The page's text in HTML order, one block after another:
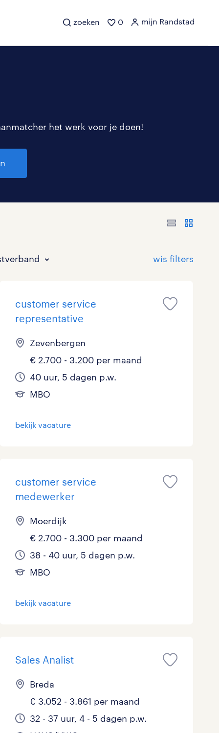
zoeken 0 mijn Randstad
het werk voor je doen!
Commercieel / Verkoop
Juridisch
Schoonmaak
Techniek
HAVO/VWO 3
MBO
17 - 24 uur 1
37 - 40+ uur 4
Tijdelijk met uitzicht op vast 8
customer service
representative
Zevenbergen
€ 2.700 - 3.200 per maand
40 uur, 5 dagen p.w.
MBO
bekijk vacature
customer service
medewerker
Moerdijk
€ 2.700 - 3.300 per maand
38 - 40 uur, 5 dagen p.w.
MBO
bekijk vacature
Sales Analist
Breda
€ 3.052 - 3.861 per maand
32 - 37 uur, 4 - 5 dagen p.w.